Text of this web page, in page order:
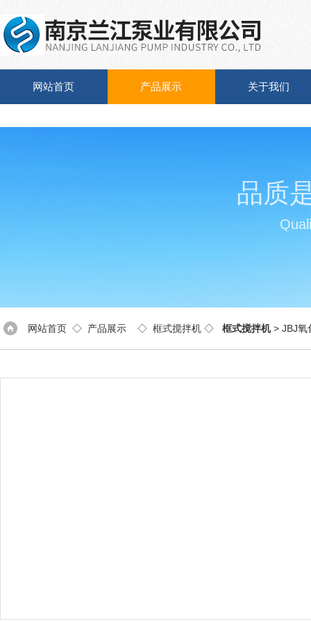
网站首页 产品展示 关于我们
品质
网站首页 ◇ 产品展示 ◇ 框式搅拌机 ◇ 框式搅拌机> JBJ氧